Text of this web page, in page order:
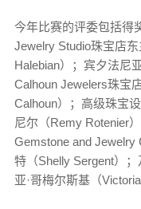
今年比赛的评委包括得
Jewelry Studio珠宝店
Halebian）；宾夕法尼
Calhoun Jewelers珠宝
Calhoun）；高级珠宝
尼尔（Remy Rotenier
Gemstone and Jewelry
特（Shelly Sergent）
亚·哥梅尔斯基（